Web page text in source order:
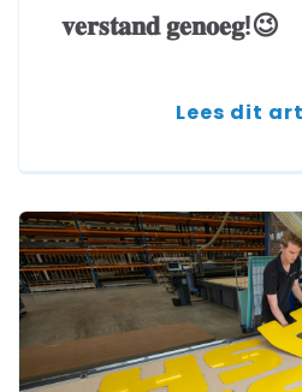
𝐯𝐞𝐫𝐬𝐭𝐚𝐧𝐝 𝐠𝐞𝐧𝐨𝐞𝐠!😉
Lees dit